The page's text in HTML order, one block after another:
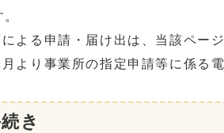
よる申請・届け出は、当該ペー
より事業所の指定申請等に係る
き